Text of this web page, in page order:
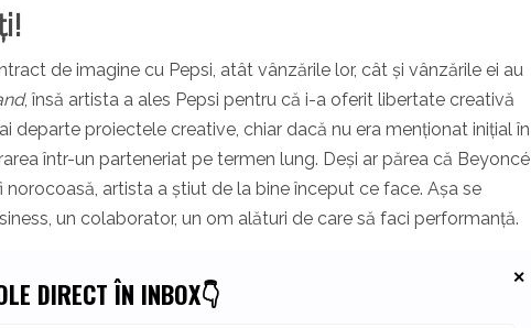
de imagine cu Pepsi, atât vânzările lor, cât și vânzările ei au
, însă artista a ales Pepsi pentru că i-a oferit libertate creativă
departe proiectele creative, chiar dacă nu era menționat inițial în
într-un parteneriat pe termen lung. Deși ar părea că Beyoncé
artista a știut de la bine început ce face. Așa se
un colaborator, un om alături de care să faci performanță.
DIRECT ÎN INBOX👇